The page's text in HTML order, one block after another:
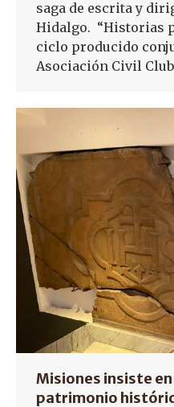
saga de escrita y
Hidalgo. “Historias
ciclo producido
Asociación Civil
Misiones insiste
patrimonio